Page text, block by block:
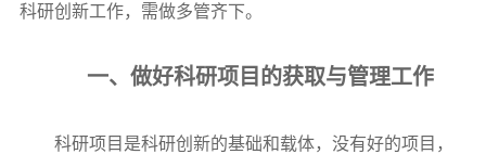
科研创新工作，需做多管齐下。
一、做好科研项目的获取与管理工作
科研项目是科研创新的基础和载体，没有好的项目，